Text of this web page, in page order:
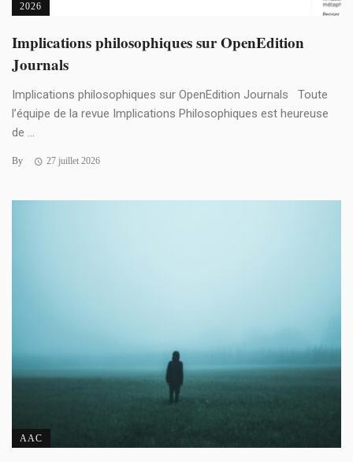
2026
Implications philosophiques sur OpenEdition
Journals
Implications philosophiques sur OpenEdition Journals Toute
l’équipe de la revue Implications Philosophiques est heureuse
de ...
By 27 juillet 2026
AAC